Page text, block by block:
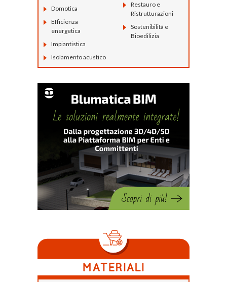
Domotica
Efficienza
energetica
Impiantistica
Isolamento acustico
Restauro e
Ristrutturazioni
Sostenibilità e
Bioedilizia